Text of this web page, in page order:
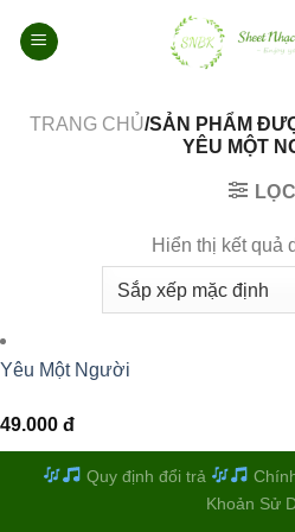
qua
TRANG CHỦ/SẢN PHẨM
YÊU MỘT
LỌC
Hiển thị kết quả
Yêu Một Người
49.000 đ
Quy định đổi trả
Khoản Sử